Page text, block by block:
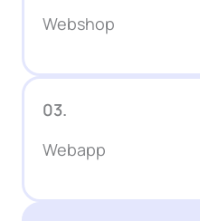
Webshop
03.
Webapp